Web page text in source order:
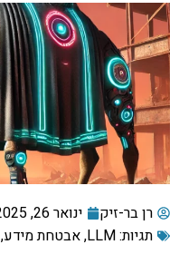
רן בר-זיק ינואר 26, 2025
תגיות:LLM
,אבטחת מידע,